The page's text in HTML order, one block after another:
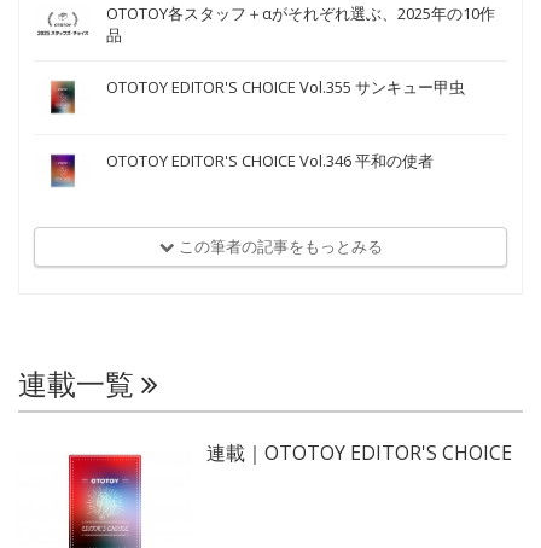
OTOTOY各スタッフ＋αがそれぞれ選ぶ、2025年の10作
品
OTOTOY EDITOR'S CHOICE Vol.355 サンキュー甲虫
OTOTOY EDITOR'S CHOICE Vol.346 平和の使者
この筆者の記事をもっとみる
連載一覧
連載｜OTOTOY EDITOR'S CHOICE